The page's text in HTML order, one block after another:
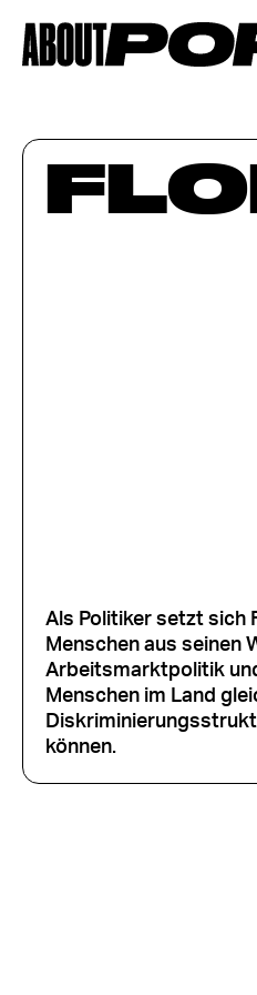
Als Politiker setzt sich
Menschen aus seinen
Arbeitsmarktpolitik
Menschen im Land
können.